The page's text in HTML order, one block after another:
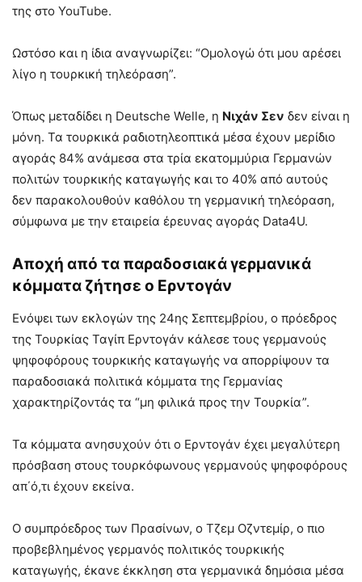
της στο YouTube.
Ωστόσο και η ίδια αναγνωρίζει: “Ομολογώ ότι μου αρέσει
λίγο η τουρκική τηλεόραση”.
Όπως μεταδίδει η Deutsche Welle, η Νιχάν Σεν δεν είναι η
μόνη. Τα τουρκικά ραδιοτηλεοπτικά μέσα έχουν μερίδιο
αγοράς 84% ανάμεσα στα τρία εκατομμύρια Γερμανών
πολιτών τουρκικής καταγωγής και το 40% από αυτούς
δεν παρακολουθούν καθόλου τη γερμανική τηλεόραση,
σύμφωνα με την εταιρεία έρευνας αγοράς Data4U.
Αποχή από τα παραδοσιακά γερμανικά
κόμματα ζήτησε ο Ερντογάν
Ενόψει των εκλογών της 24ης Σεπτεμβρίου, ο πρόεδρος
της Τουρκίας Ταγίπ Ερντογάν κάλεσε τους γερμανούς
ψηφοφόρους τουρκικής καταγωγής να απορρίψουν τα
παραδοσιακά πολιτικά κόμματα της Γερμανίας
χαρακτηρίζοντάς τα “μη φιλικά προς την Τουρκία”.
Τα κόμματα ανησυχούν ότι ο Ερντογάν έχει μεγαλύτερη
πρόσβαση στους τουρκόφωνους γερμανούς ψηφοφόρους
απ΄ό,τι έχουν εκείνα.
Ο συμπρόεδρος των Πρασίνων, ο Τζεμ Οζντεμίρ, ο πιο
προβεβλημένος γερμανός πολιτικός τουρκικής
καταγωγής, έκανε έκκληση στα γερμανικά δημόσια μέσα